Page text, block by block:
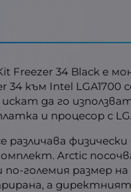
Freezer 34 Black е
34 към Intel
да го
и процесор с
различава
Arctic
по-големия размер
а